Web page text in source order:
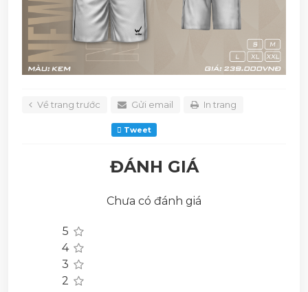
Về trang trước Gửi email In trang
Tweet
ĐÁNH GIÁ
Chưa có đánh giá
5
4
3
2